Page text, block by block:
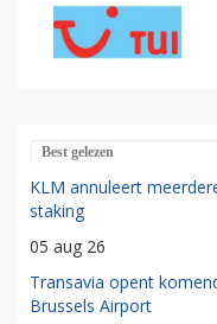
Best gelezen
KLM annuleert
staking
05 aug 26
Transavia opent
Brussels Airport